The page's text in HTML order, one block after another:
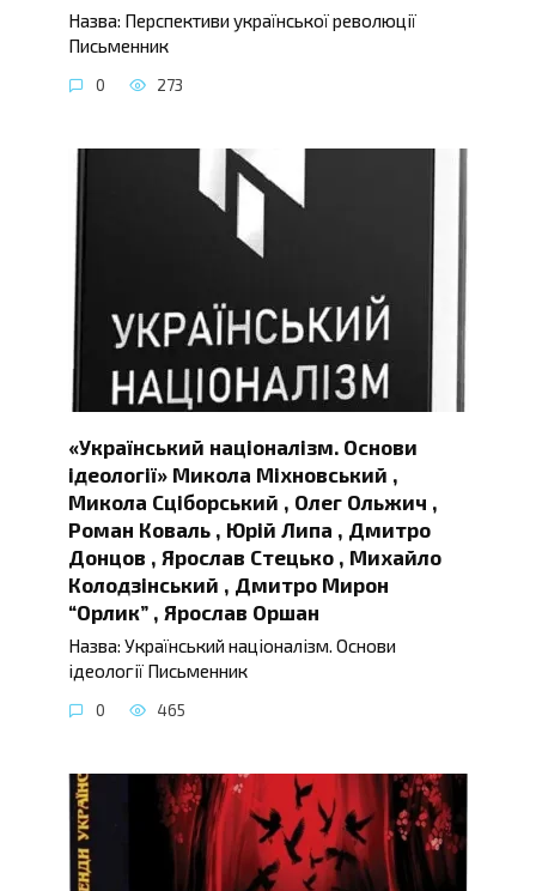
Назва: Перспективи української революції
Письменник
0 273
«Український націоналізм. Основи
ідеології» Микола Міхновський ,
Микола Сціборський , Олег Ольжич ,
Роман Коваль , Юрій Липа , Дмитро
Донцов , Ярослав Стецько , Михайло
Колодзінський , Дмитро Мирон
“Орлик” , Ярослав Оршан
Назва: Український націоналізм. Основи
ідеології Письменник
0 465